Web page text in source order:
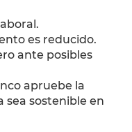
es reducido.
ante posibles
apruebe la
sea sostenible en